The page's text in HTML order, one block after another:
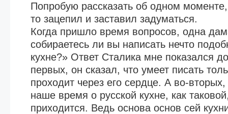
Попробую рассказать об одном
то зацепил и заставил задуматься.
Когда пришло время вопросов, одна
собираетесь ли вы написать нечто
кухне?» Ответ Сталика мне показался
первых, он сказал, что умеет писать
проходит через его сердце. А во-вторых,
наше время о русской кухне, как
приходится. Ведь основа основ сей